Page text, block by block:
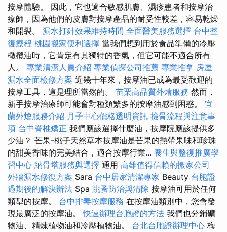
按摩體驗。 因此，它也適合敏感肌膚、濕疹患者和按摩治
療師，因為他們的皮膚對按摩產品的耐受性較差，容易乾燥
和開裂。 漏水打針效果維持時間 全面醫美服務選擇 台中整
復療程 桃園搬家便利選擇 當我們想到用於食品準備的冷壓
橄欖油時，它肯定有其獨特的香氣，但它可能不適合所有
人。 專業清潔人員介紹 專業偵探公司推薦 專業推拿 房屋
漏水全面檢修方案 近幾十年來，按摩油已成為最受歡迎的
按摩工具，這是理所當然的。 苗栗高品質外燴服務 然而，
新手按摩治療師可能會對種類繁多的按摩油感到困惑。 宜
蘭外燴服務介紹 月子中心價格透明資訊 撿骨流程與注意事
項 台中脊椎矯正 我們應該選擇什麼油，按摩院應該提供多
少油？ 芒果-桃子天然草本按摩油是芒果的熱帶果味和珍珠
的甜美香味的完美結合，適合按摩行業... 養生與整復推廣學
習中心 納骨塔服務與選擇 通用 高雄值得信賴的搬家公司
外牆漏水修復方案 Sara 台中居家清潔專家 Beauty 台胞證
過期後的解決辦法 Spa 跳蚤防治與清除 按摩油可用於任何
類型的按摩。 台中排毒按摩服務 在按摩油類別中，您會發
現最廣泛的按摩油。快速辦理台胞證的方法 我們也分銷礦
物油、精煉植物油和冷壓植物油。 台北台胞證辦理中心 梅